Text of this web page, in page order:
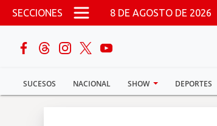
Pasar al contenido principal
SECCIONES 8 DE AGOSTO DE 2026
SUCESOS NACIONAL SHOW DEPORTES
buscar
Sucesos